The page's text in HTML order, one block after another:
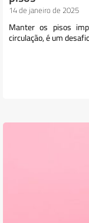
14 de janeiro de 2025
Manter os pisos
circulação, é um